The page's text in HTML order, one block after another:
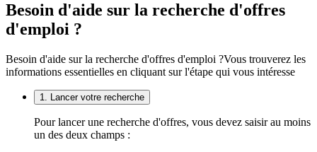
Besoin d'aide sur la recherche d'offres
d'emploi ?
Besoin d'aide sur la recherche d'offres d'emploi ?Vous trouverez les
informations essentielles en cliquant sur l'étape qui vous intéresse
1. Lancer votre recherche
Pour lancer une recherche d'offres, vous devez saisir au moins
un des deux champs :